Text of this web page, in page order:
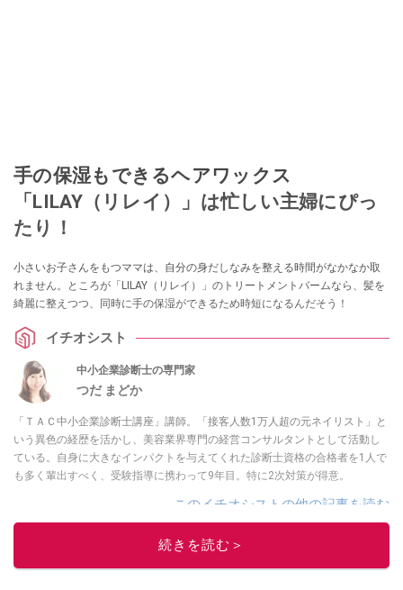
手の保湿もできるヘアワックス
「LILAY（リレイ）」は忙しい主婦にぴっ
たり！
小さいお子さんをもつママは、自分の身だしなみを整える時間がなかなか取
れません。ところが「LILAY（リレイ）」のトリートメントバームなら、髪を
綺麗に整えつつ、同時に手の保湿ができるため時短になるんだそう！
イチオシスト
中小企業診断士の専門家
つだ まどか
「ＴＡＣ中小企業診断士講座」講師。「接客人数1万人超の元ネイリスト」と
いう異色の経歴を活かし、美容業界専門の経営コンサルタントとして活動し
ている。自身に大きなインパクトを与えてくれた診断士資格の合格者を1人で
も多く輩出すべく、受験指導に携わって9年目。特に2次対策が得意。
このイチオシストの他の記事を読む
続きを読む＞